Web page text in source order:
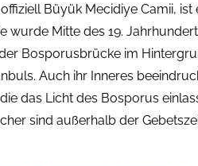
Büyük Mecidiye Camii, ist
wurde Mitte des 19.
Bosporusbrücke im
Auch ihr Inneres
das Licht des Bosporus
sind außerhalb der